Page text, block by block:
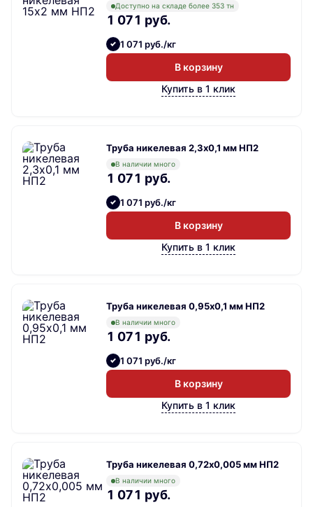
Доступно на складе более 353 тн
1 071 руб.
1 071 руб./кг
В корзину
Купить в 1 клик
Труба никелевая 2,3х0,1 мм НП2
В наличии много
1 071 руб.
1 071 руб./кг
В корзину
Купить в 1 клик
Труба никелевая 0,95х0,1 мм НП2
В наличии много
1 071 руб.
1 071 руб./кг
В корзину
Купить в 1 клик
Труба никелевая 0,72х0,005 мм НП2
В наличии много
1 071 руб.